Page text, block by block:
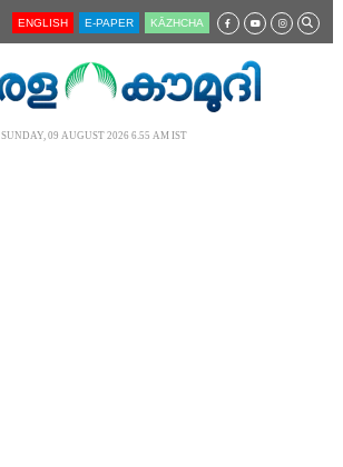
ENGLISH E-PAPER KĀZHCHA
SUNDAY, 09 AUGUST 2026 6.55 AM IST